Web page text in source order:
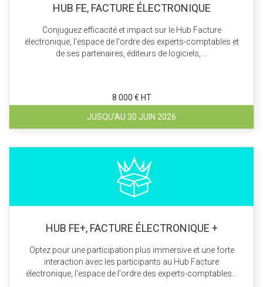
HUB FE, FACTURE ÉLECTRONIQUE
Conjuguez efficacité et impact sur le Hub Facture
électronique, l'espace de l'ordre des experts-comptables et
de ses partenaires, éditeurs de logiciels, …
8 000 € HT
JUSQU’AU 30 JUIN 2026
HUB FE+, FACTURE ÉLECTRONIQUE +
Optez pour une participation plus immersive et une forte
interaction avec les participants au Hub Facture
électronique, l'espace de l'ordre des experts-comptables…